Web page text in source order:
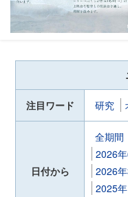
注目ワード 研究
日付から
全期間
2026
2026
2025